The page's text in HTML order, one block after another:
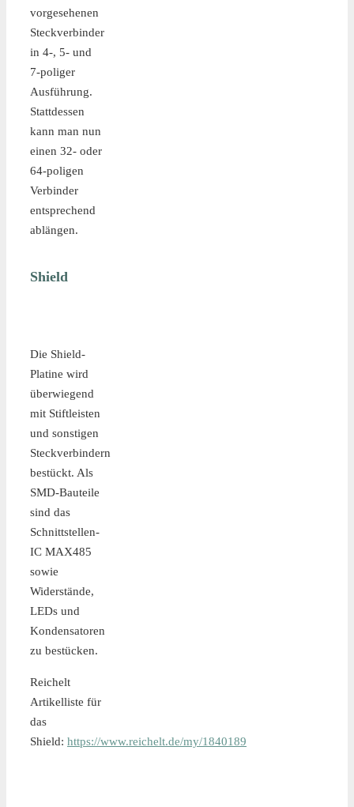
vorgesehenen
Steckverbinder
in 4-, 5- und
7-poliger
Ausführung.
Stattdessen
kann man nun
einen 32- oder
64-poligen
Verbinder
entsprechend
ablängen.
Shield
Die Shield-
Platine wird
überwiegend
mit Stiftleisten
und sonstigen
Steckverbindern
bestückt. Als
SMD-Bauteile
sind das
Schnittstellen-
IC MAX485
sowie
Widerstände,
LEDs und
Kondensatoren
zu bestücken.
Reichelt
Artikelliste für
das
Shield: https://www.reichelt.de/my/1840189